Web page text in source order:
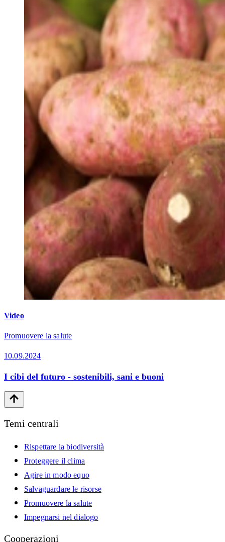
Video
Promuovere la salute
10.09.2024
I cibi del futuro - sostenibili, sani e buoni
Temi centrali
Rispettare la biodiversità
Proteggere il clima
Agire in modo equo
Salvaguardare le risorse
Promuovere la salute
Impegnarsi nel dialogo
Cooperazioni